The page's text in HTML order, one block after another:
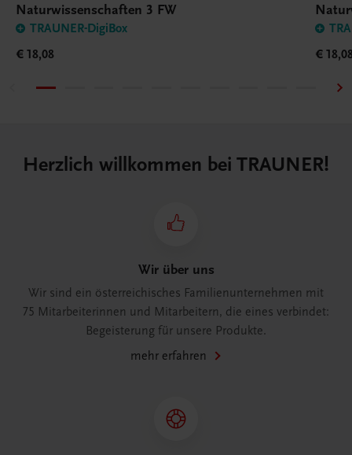
Naturwissenschaften 3 FW
TRAUNER-DigiBox
€ 18,08
€
Herzlich willkommen bei TRAUNER!
Wir über uns
Wir sind ein österreichisches Familienunternehmen mit
75 Mitarbeiterinnen und Mitarbeitern, die eines verbindet:
Begeisterung für unsere Produkte.
mehr erfahren